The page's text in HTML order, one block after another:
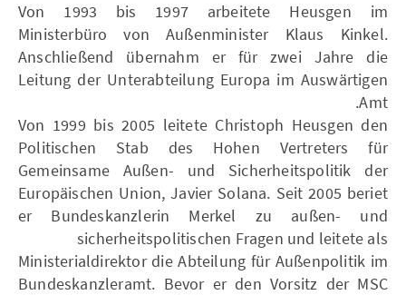
Von 1993 bis 1997 arbeitete Heusgen im
Ministerbüro von Außenminister Klaus Kinkel.
Anschließend übernahm er für zwei Jahre die
Leitung der Unterabteilung Europa im Auswärtigen
Amt.
Von 1999 bis 2005 leitete Christoph Heusgen den
Politischen Stab des Hohen Vertreters für
Gemeinsame Außen- und Sicherheitspolitik der
Europäischen Union, Javier Solana. Seit 2005 beriet
er Bundeskanzlerin Merkel zu außen- und
sicherheitspolitischen Fragen und leitete als
Ministerialdirektor die Abteilung für Außenpolitik im
Bundeskanzleramt. Bevor er den Vorsitz der MSC